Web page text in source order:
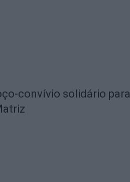
convívio solidário